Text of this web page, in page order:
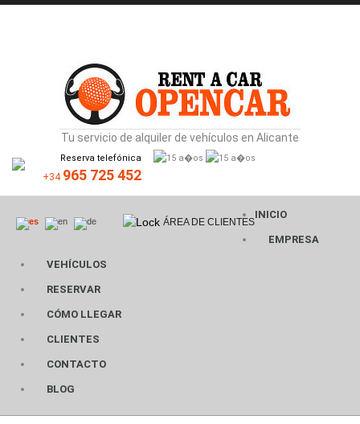
Tu servicio de alquiler de vehículos en Alicante
Reserva telefónica
+34 965 725 452
ÁREA DE CLIENTES
INICIO
EMPRESA
VEHÍCULOS
RESERVAR
CÓMO LLEGAR
CLIENTES
CONTACTO
BLOG